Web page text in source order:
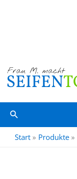
Suchen
Start Produkte